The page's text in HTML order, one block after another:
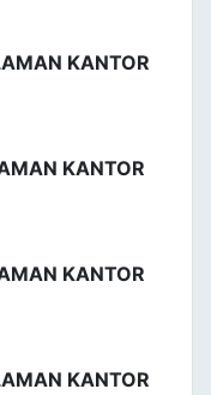
KANTOR
KANTOR
KANTOR
KANTOR